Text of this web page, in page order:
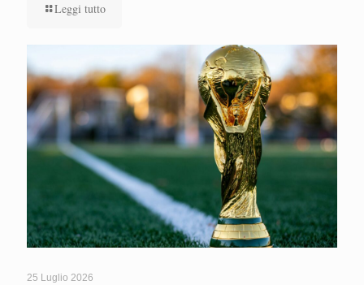
Leggi tutto
25 Luglio 2026